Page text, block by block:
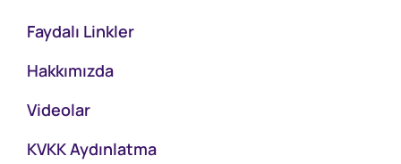
Faydalı Linkler
Hakkımızda
Videolar
KVKK Aydınlatma